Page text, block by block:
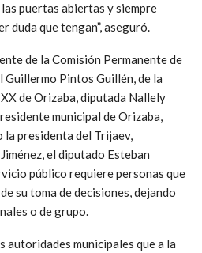
las puertas abiertas y siempre
duda que tengan”, aseguró.
de la Comisión Permanente de
Pintos Guillén, de la
de Orizaba, diputada Nallely
municipal de Orizaba,
la presidenta del Trijaev,
el diputado Esteban
público requiere personas que
su toma de decisiones, dejando
o de grupo.
autoridades municipales que a la